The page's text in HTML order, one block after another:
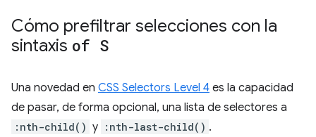
Cómo prefiltrar selecciones con la
sintaxis of S
Una novedad en CSS Selectors Level 4 es la capacidad
de pasar, de forma opcional, una lista de selectores a
:nth-child() y :nth-last-child() .